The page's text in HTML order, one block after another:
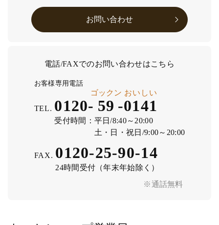
お問い合わせ
電話/FAXでのお問い合わせはこちら
※通話無料
お客様専用電話
TEL. 0120- 59
ゴックン
-0141
おいしい
受付時間： 平日/8:40～20:00
土・日・祝日/9:00～20:00
FAX. 0120-25-90-14
24時間受付（年末年始除く）